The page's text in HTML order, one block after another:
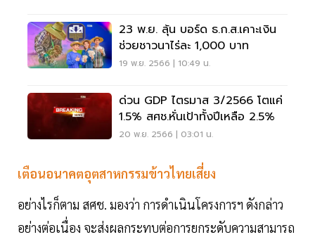
23 พ.ย. ลุ้น บอร์ด ธ.ก.ส.เคาะเงิน
ช่วยชาวนาไร่ละ 1,000 บาท
19 พ.ย. 2566 | 10:49 น.
ด่วน GDP ไตรมาส 3/2566 โตแค่
1.5% สศช.หั่นเป้าทั้งปีเหลือ 2.5%
20 พ.ย. 2566 | 03:01 น.
เตือนอนาคตอุตสาหกรรมข้าวไทยเสี่ยง
อย่างไรก็ตาม สศช. มองว่า การดำเนินโครงการฯ ดังกล่าว
อย่างต่อเนื่อง จะส่งผลกระทบต่อการยกระดับความสามารถ